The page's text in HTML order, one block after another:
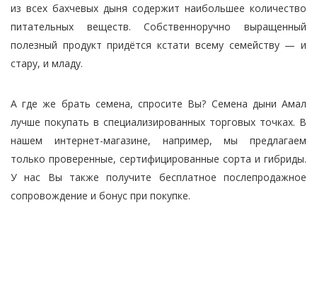
из всех бахчевых дыня содержит наибольшее количество
питательных веществ. Собственноручно выращенный
полезный продукт придётся кстати всему семейству — и
стару, и младу.
А где же брать семена, спросите Вы? Семена дыни Амал
лучше покупать в специализированных торговых точках. В
нашем интернет-магазине, например, мы предлагаем
только проверенные, сертифицированные сорта и гибриды.
У нас Вы также получите бесплатное послепродажное
сопровождение и бонус при покупке.